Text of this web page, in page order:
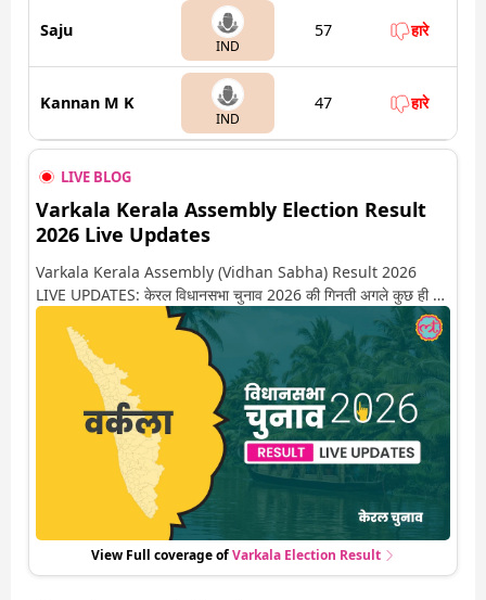
Saju
IND
57 हारे
Kannan M K
IND
47 हारे
LIVE BLOG
Varkala Kerala Assembly Election Result
2026 Live Updates
Varkala Kerala Assembly (Vidhan Sabha) Result 2026
LIVE UPDATES: केरल विधानसभा चुनाव 2026 की गिनती अगले कुछ ही देर
में शुरू होने वाली है. यहां देखें वर्कला सीट पर कौन आगे-कौन पीछे से लेकर किस
तरफ जा रहें है रुझान. साथ ही पाइए इस सीट पर हो रही हर एक हलचल की
अपडेट वो भी रियल टाइम में
View Full coverage ofVarkala Election Result